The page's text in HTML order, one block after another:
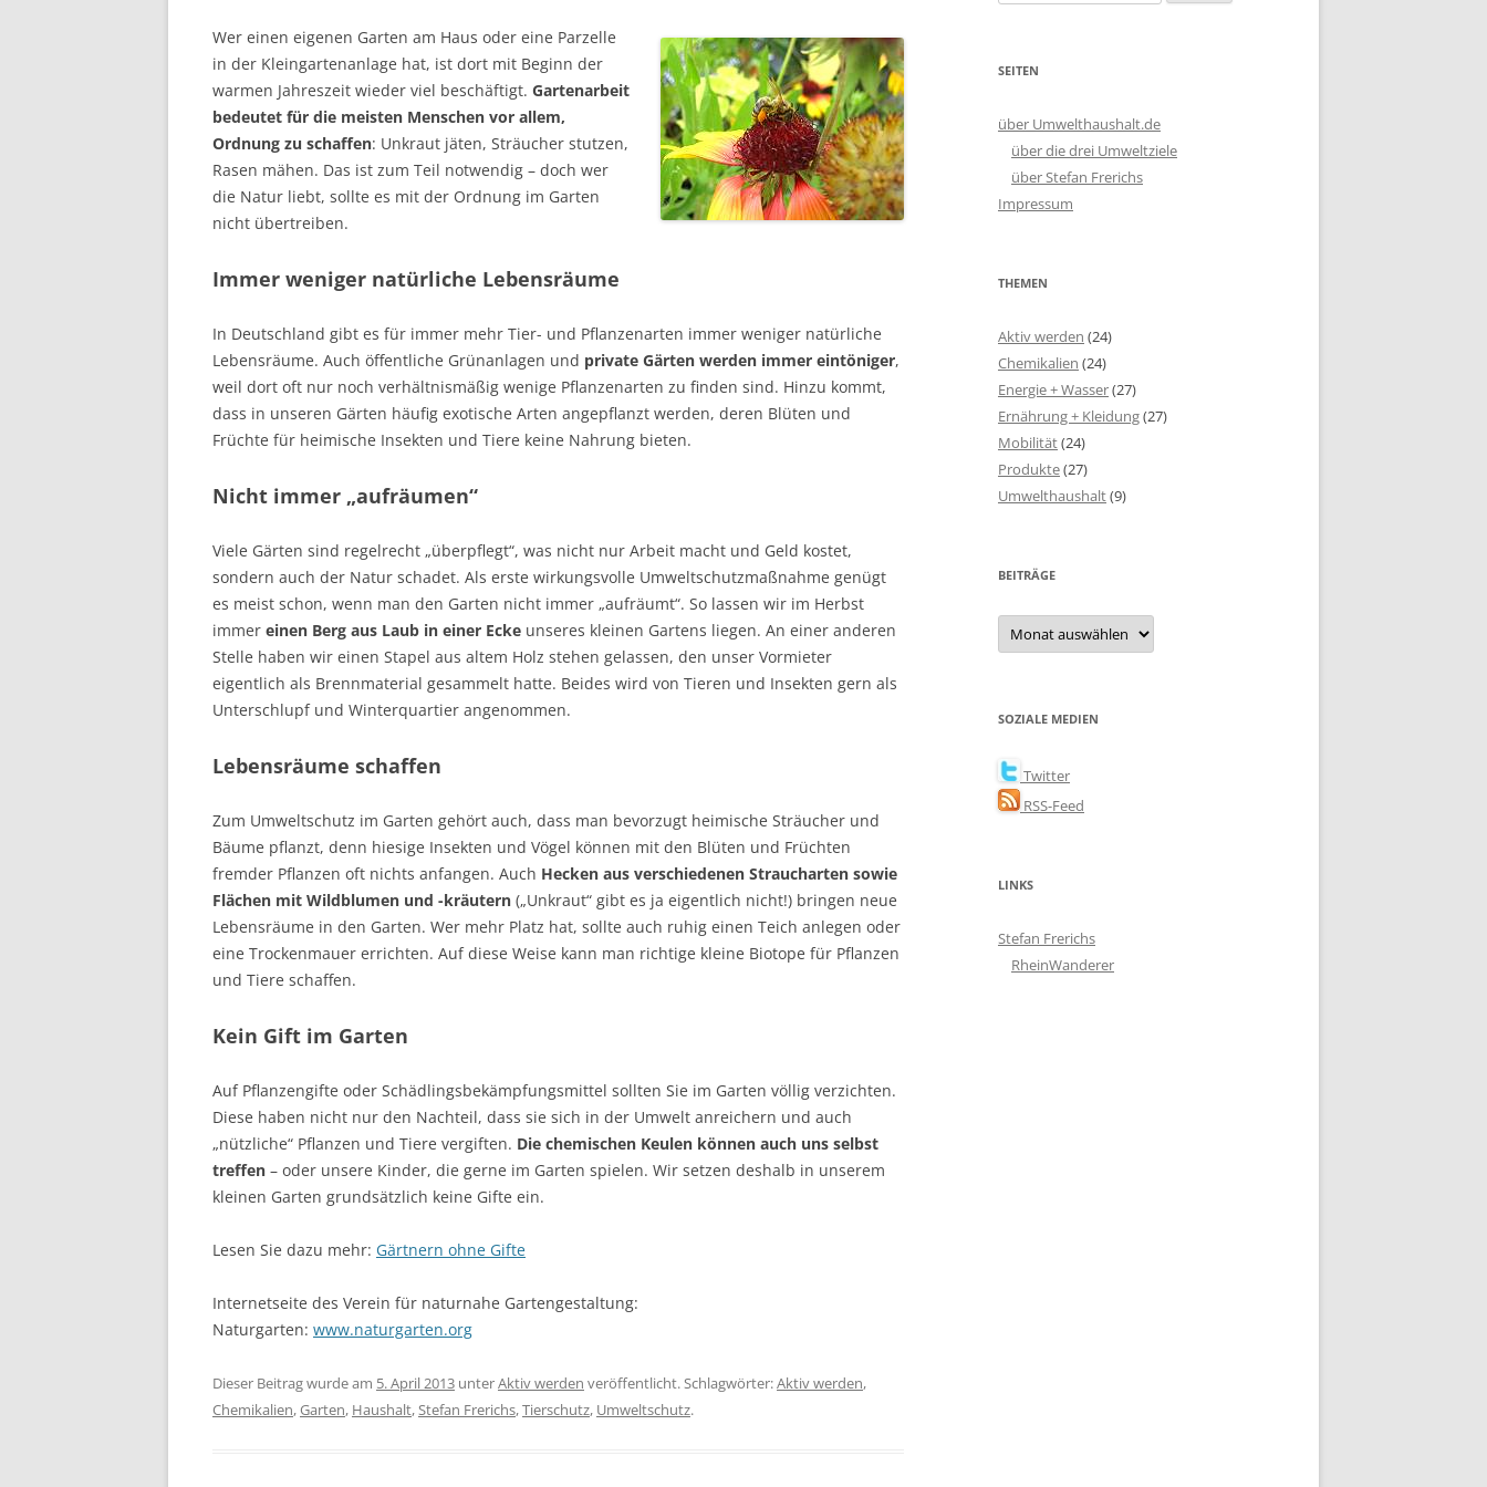
Wer einen eigenen Garten am Haus oder eine Parzelle
in der Kleingartenanlage hat, ist dort mit Beginn der
warmen Jahreszeit wieder viel beschäftigt. Gartenarbeit
bedeutet für die meisten Menschen vor allem,
Ordnung zu schaffen: Unkraut jäten, Sträucher stutzen,
Rasen mähen. Das ist zum Teil notwendig – doch wer
die Natur liebt, sollte es mit der Ordnung im Garten
nicht übertreiben.
Immer weniger natürliche Lebensräume
In Deutschland gibt es für immer mehr Tier- und Pflanzenarten immer weniger natürliche
Lebensräume. Auch öffentliche Grünanlagen und private Gärten werden immer eintöniger,
weil dort oft nur noch verhältnismäßig wenige Pflanzenarten zu finden sind. Hinzu kommt,
dass in unseren Gärten häufig exotische Arten angepflanzt werden, deren Blüten und
Früchte für heimische Insekten und Tiere keine Nahrung bieten.
Nicht immer „aufräumen“
Viele Gärten sind regelrecht „überpflegt“, was nicht nur Arbeit macht und Geld kostet,
sondern auch der Natur schadet. Als erste wirkungsvolle Umweltschutzmaßnahme genügt
es meist schon, wenn man den Garten nicht immer „aufräumt“. So lassen wir im Herbst
immer einen Berg aus Laub in einer Ecke unseres kleinen Gartens liegen. An einer anderen
Stelle haben wir einen Stapel aus altem Holz stehen gelassen, den unser Vormieter
eigentlich als Brennmaterial gesammelt hatte. Beides wird von Tieren und Insekten gern als
Unterschlupf und Winterquartier angenommen.
Lebensräume schaffen
Zum Umweltschutz im Garten gehört auch, dass man bevorzugt heimische Sträucher und
Bäume pflanzt, denn hiesige Insekten und Vögel können mit den Blüten und Früchten
fremder Pflanzen oft nichts anfangen. Auch Hecken aus verschiedenen Straucharten sowie
Flächen mit Wildblumen und -kräutern („Unkraut“ gibt es ja eigentlich nicht!) bringen neue
Lebensräume in den Garten. Wer mehr Platz hat, sollte auch ruhig einen Teich anlegen oder
eine Trockenmauer errichten. Auf diese Weise kann man richtige kleine Biotope für Pflanzen
und Tiere schaffen.
Kein Gift im Garten
Auf Pflanzengifte oder Schädlingsbekämpfungsmittel sollten Sie im Garten völlig verzichten.
Diese haben nicht nur den Nachteil, dass sie sich in der Umwelt anreichern und auch
„nützliche“ Pflanzen und Tiere vergiften. Die chemischen Keulen können auch uns selbst
treffen – oder unsere Kinder, die gerne im Garten spielen. Wir setzen deshalb in unserem
kleinen Garten grundsätzlich keine Gifte ein.
Lesen Sie dazu mehr: Gärtnern ohne Gifte
Internetseite des Verein für naturnahe Gartengestaltung:
Naturgarten: www.naturgarten.org
Dieser Beitrag wurde am 5. April 2013 unterAktiv werden veröffentlicht. Schlagwörter:Aktiv werden,
Chemikalien,Garten, Haushalt,Stefan Frerichs,Tierschutz, Umweltschutz.
nach:
SEITEN
über Umwelthaushalt.de
über die drei Umweltziele
über Stefan Frerichs
Impressum
THEMEN
Aktiv werden (24)
Chemikalien (24)
Energie + Wasser(27)
Ernährung + Kleidung(27)
Mobilität(24)
Produkte(27)
Umwelthaushalt(9)
BEITRÄGE
Beiträge
SOZIALE MEDIEN
Twitter
RSS-Feed
LINKS
Stefan Frerichs
RheinWanderer